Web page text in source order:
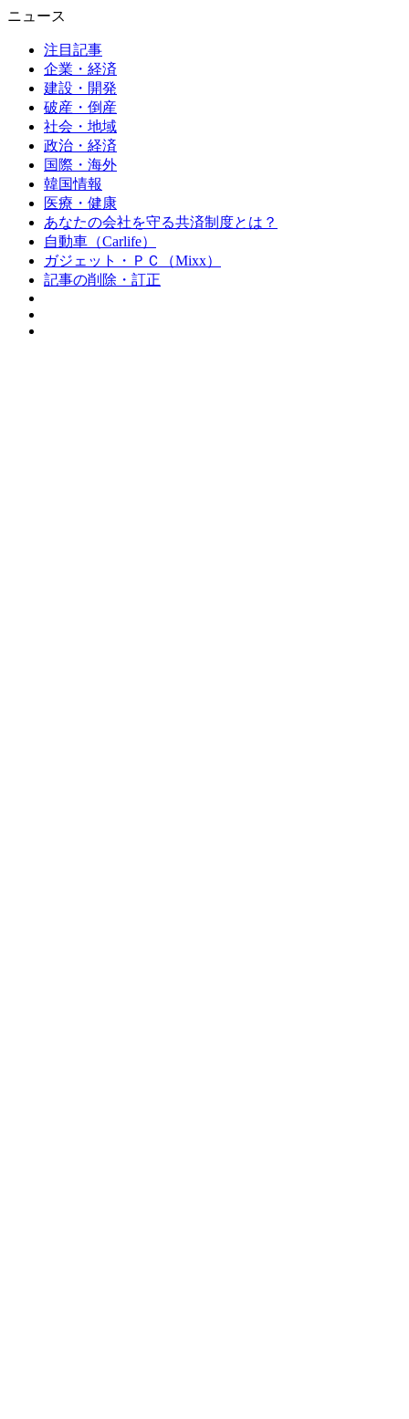
ニュース
注目記事
企業・経済
建設・開発
破産・倒産
社会・地域
政治・経済
国際・海外
韓国情報
医療・健康
あなたの会社を守る共済制度とは？
自動車（Carlife）
ガジェット・ＰＣ（Mixx）
記事の削除・訂正